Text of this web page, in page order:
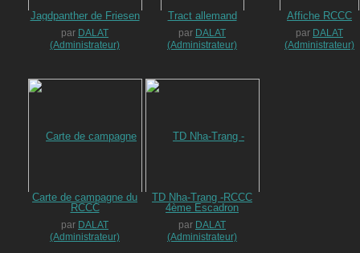
Jagdpanther de Friesen
par DALAT
(Administrateur)
Tract allemand
par DALAT
(Administrateur)
Affiche RCCC
par DALAT
(Administrateur)
Carte de campagne du
RCCC
par DALAT
(Administrateur)
TD Nha-Trang -RCCC
4ème Escadron
par DALAT
(Administrateur)